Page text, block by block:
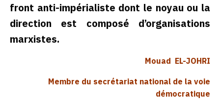
front anti-impérialiste dont le noyau ou la
direction est composé d’organisations
marxistes.
Mouad EL-JOHRI
Membre du secrétariat national de la voie
démocratique